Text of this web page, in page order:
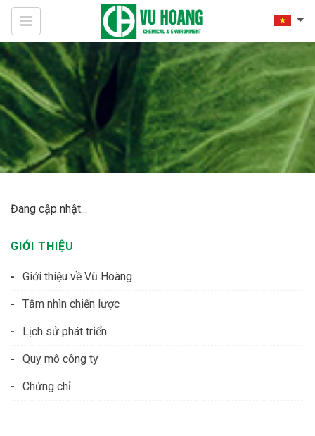
Đang cập nhật...
GIỚI THIỆU
Giới thiệu về Vũ Hoàng
Tầm nhìn chiến lược
Lịch sử phát triển
Quy mô công ty
Chứng chỉ